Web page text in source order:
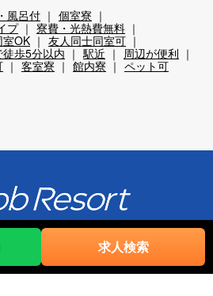
求人検索
風呂付
個室寮
プ
寮費・光熱費無料
室OK
友人同士同室可
歩5分以内 駅近
周辺が便利
客室寮 館内寮 ペット可
で仕事もお金も思い出も!!
ジョブリゾ】